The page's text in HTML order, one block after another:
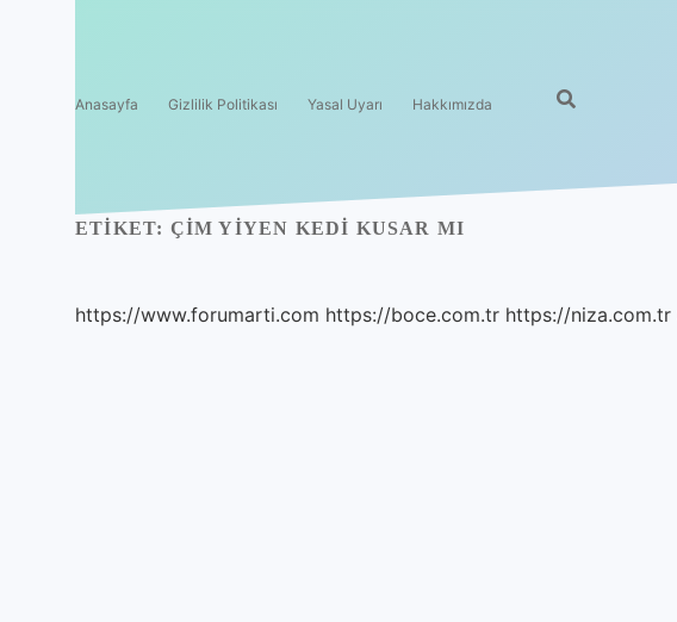
Anasayfa Gizlilik Politikası Yasal Uyarı Hakkımızda
ETIKET: ÇIM YIYEN KEDI KUSAR MI
https://www.forumarti.com https://boce.com.tr https://niza.com.tr